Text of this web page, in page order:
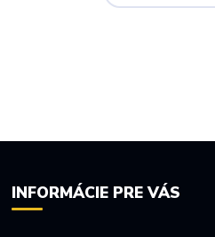
INFORMÁCIE PRE VÁS